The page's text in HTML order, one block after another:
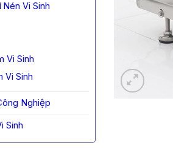
Nén Vi Sinh
Vi Sinh
Vi Sinh
Nghiệp
Sinh